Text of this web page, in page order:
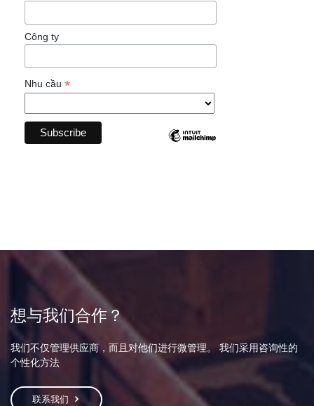
Công ty
Nhu cầu *
想与我们合作？
我们不仅管理供应商，而且对他们进行微管理。 我们采用咨询性的
个性化方法
联系我们